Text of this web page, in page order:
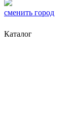
сменить город
Каталог